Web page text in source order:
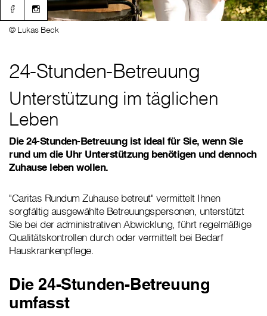
24-Stunden-Betreuung
© Lukas Beck
Unterstützung im täglichen
Leben
Die 24-Stunden-Betreuung ist ideal für Sie, wenn Sie
rund um die Uhr Unterstützung benötigen und dennoch
Zuhause leben wollen.
"Caritas Rundum Zuhause betreut" vermittelt Ihnen
sorgfältig ausgewählte Betreuungspersonen, unterstützt
Sie bei der administrativen Abwicklung, führt regelmäßige
Qualitätskontrollen durch oder vermittelt bei Bedarf
Hauskrankenpflege.
Die 24-Stunden-Betreuung
umfasst